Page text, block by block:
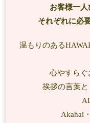
お客様一人
それぞれに必
温もりのある
心やすらぐ
挨拶の言葉と
Akahai